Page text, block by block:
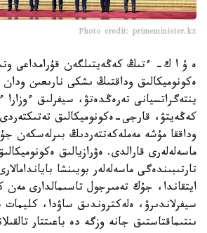
Photo credit: primeminister.kz
ە ۇ ا ك- ءتىڭ كەڭەيتىلگەن قۇرامداعى
ەكونوميكالىق وداقتىڭ ىشكى نارىعىن ودان
ينتەگراتسيانى تەرەڭدەتۋ، سيفرلىق
كەڭەيتۋ، قارجى-ەكونوميكالىق
وداققا مۇشە مەملەكەتتەردىڭ بىرلەسكەن
ماسەلەلەرى قارالدى. ەۋرازيالىق
تارتىبىندەگى ماسەلەلەر بويىنشا
ايتقاندا، جۇك تەمىرجول تاسىمالدارى مەن
سيفرلاندىرۋ، ەلەكتروندىق ساۋدا، كليمات
ىنتىماقتاستىق جانە وزگە دە باعىتتار